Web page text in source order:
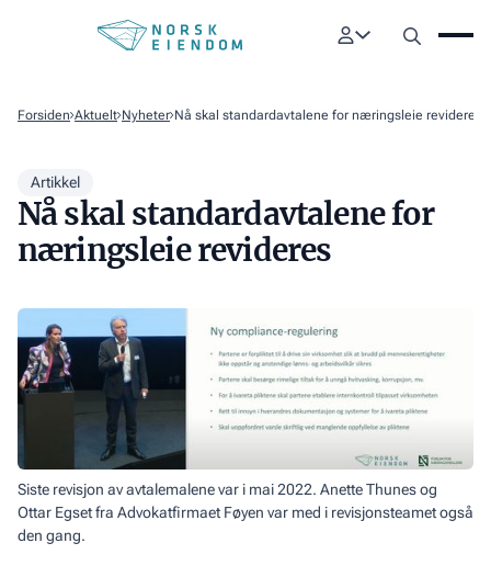
Forsiden Aktuelt Nyheter Nå skal standardavtalene for næringsleie revideres
Artikkel
Nå skal standardavtalene for
næringsleie revideres
Siste revisjon av avtalemalene var i mai 2022. Anette Thunes og
Ottar Egset fra Advokatfirmaet Føyen var med i revisjonsteamet også
den gang.